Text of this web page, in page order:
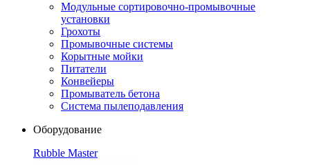
Модульные сортировочно-промывочные
установки
Грохоты
Промывочные системы
Корытные мойки
Питатели
Конвейеры
Промыватель бетона
Система пылеподавления
Оборудование
Rubble Master